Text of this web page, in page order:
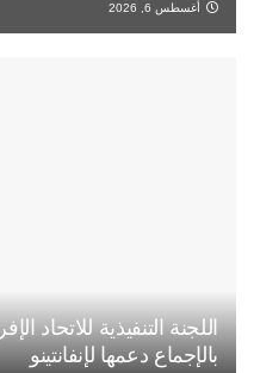
أغسطس 6, 2026
اللجنة التنفيذية للاتحاد
بالإجماع دعمها لإنفانتينو